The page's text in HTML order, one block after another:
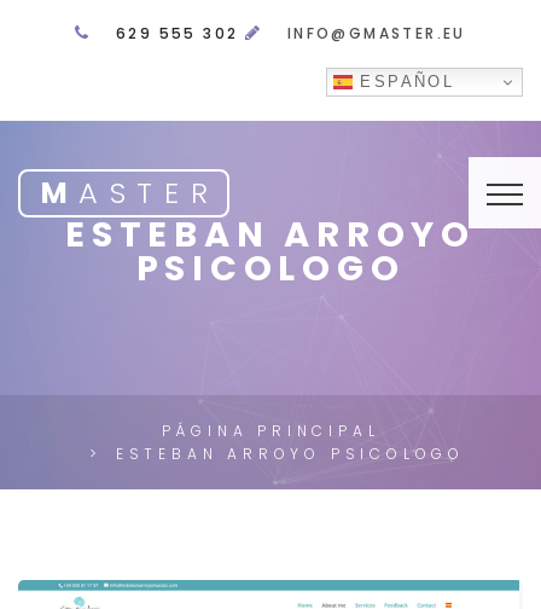
629 555 302 INFO@GMASTER.EU
ESPAÑOL
M ASTER
ESTEBAN ARROYO
PSICOLOGO
PÁGINA PRINCIPAL
ESTEBAN ARROYO PSICOLOGO